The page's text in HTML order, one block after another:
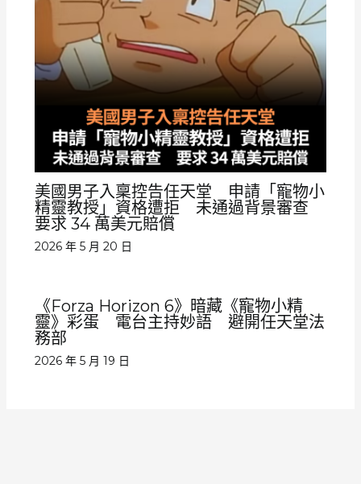
美國男子入稟控告任天堂 申請「寵物小
精靈教授」資格遭拒 未通過背景審查
要求 34 萬美元賠償
2026 年 5 月 20 日
《Forza Horizon 6》暗藏《寵物小精
靈》彩蛋 電台主持妙語 避開任天堂法
務部
2026 年 5 月 19 日